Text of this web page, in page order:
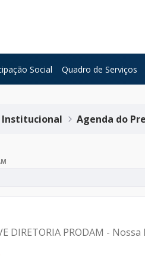
Social Quadro de Serviços
Institucional Agenda do
DIRETORIA PRODAM -